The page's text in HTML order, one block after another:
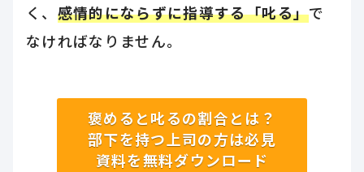
く、 感情的にならずに指導する「叱る」で
なければなりません。
褒めると叱るの割合とは？
部下を持つ上司の方は必見
資料を無料ダウンロード